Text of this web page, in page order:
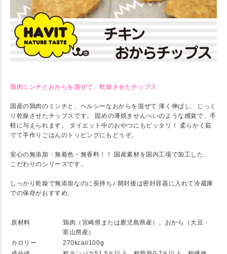
鶏肉ミンチとおからを混ぜて、乾燥させたチップス
国産の鶏肉のミンチと、ヘルシーなおからを混ぜて 薄く伸ばし、じっく
り乾燥させたチップスです。 固めの薄焼きせんべいのような感覚で、手
軽に与えられます。 ダイエット中のおやつにもピッタリ！ 柔らかく茹
でて手作りごはんのトッピングにもどうぞ。
安心の無添加・無着色・無香料！！ 国産素材を国内工場で加工した、
こだわりのシリーズです。
しっかり乾燥で無添加なのに長持ち♪ 開封後は密封容器に入れて冷蔵庫
での保存がおすすめ。
原材料
鶏肉（宮崎県または鹿児島県産）、おから（大豆・
富山県産）
カロリー
270kcal/100g